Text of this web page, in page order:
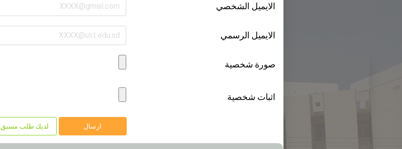
الايميل الشخصي
الايميل الرسمي
صورة شخصية
اثبات شخصية
ارسال لديك طلب مسبق